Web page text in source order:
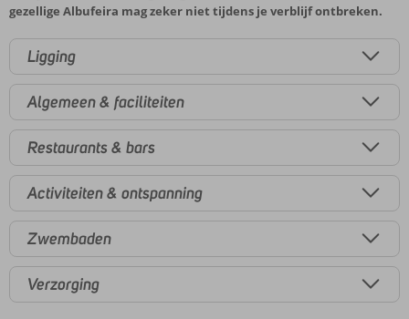
gezellige Albufeira mag zeker niet tijdens je verblijf ontbreken.
Ligging
Algemeen & faciliteiten
Restaurants & bars
Activiteiten & ontspanning
Zwembaden
Verzorging